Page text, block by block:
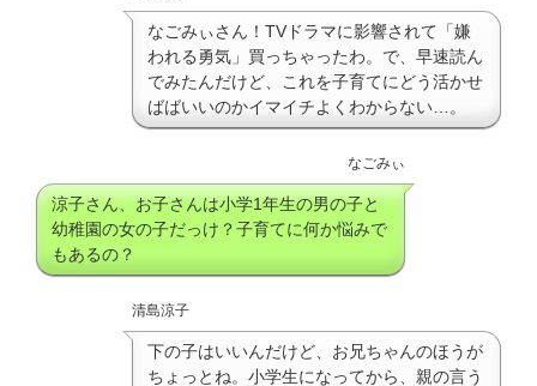
なごみぃさん！TVドラマに影響されて「嫌
われる勇気」買っちゃったわ。で、早速読ん
でみたんだけど、これを子育てにどう活かせ
ばばいいのかイマイチよくわからない…。
なごみぃ
涼子さん、お子さんは小学1年生の男の子と
幼稚園の女の子だっけ？子育てに何か悩みで
もあるの？
清島涼子
下の子はいいんだけど、お兄ちゃんのほうが
ちょっとね。小学生になってから、親の言う